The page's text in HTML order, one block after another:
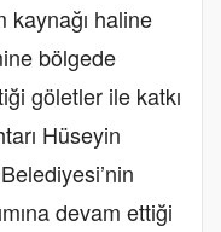
kaynağı haline
bölgede
göletler ile katkı
Hüseyin
devam ettiği